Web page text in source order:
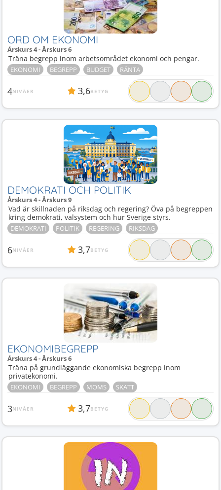
ORD OM EKONOMI
Årskurs 4 - Årskurs 6
Träna begrepp inom arbetsområdet ekonomi och pengar.
EKONOMI BEGREPP BUDGET RÄNTA
4NIVÅER 3,6BETYG
DEMOKRATI OCH POLITIK
Årskurs 4 - Årskurs 9
Vad är skillnaden på riksdag och regering? Öva på begreppen
kring demokrati, valsystem och hur Sverige styrs.
DEMOKRATI POLITIK REGERING RIKSDAG
6NIVÅER 3,7BETYG
EKONOMIBEGREPP
Årskurs 4 - Årskurs 6
Träna på grundläggande ekonomiska begrepp inom
privatekonomi.
EKONOMI BEGREPP MOMS SKATT
3NIVÅER 3,7BETYG